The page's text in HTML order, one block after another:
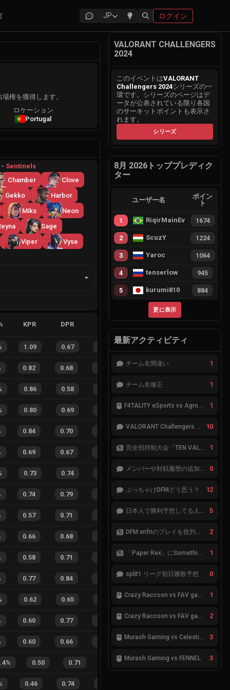
JP ログイン
権を獲得します。
ロケーション
Portugal
- Sentinels
Chamber
Clove
Gekko
Harbor
Miks
Neon
Sage
Viper
Vyse
KPR DPR
1.09 0.67
0.82 0.68 33%
0.86 0.58 21%
0.80 0.69 38% 7 11
0.84 0.70 27% 27 25
0.69 0.67 30% 15 18
0.73 0.74 34 % 9 10
0.74 0.79 24% 37 33
0.57 0.71 20 % 14 16
0.66 0.68 19% 10 15
0.58 0.71 31% 10 14
0.77 0.84 27 % 19 27
0.62 0.65 24% 8 19
0.60 0.77 31 % 12 14
0.60 0.66 24% 11 10
% 0.50 0.71 0.33 25% 3 4
0.46 0.74
VALORANT CHALLENGERS
2024
このイベントはVALORANT
Challengers 2024シリーズの一
環です。シリーズのページはデ
ータが公表されている限り各国
のサーキットポイントも表示さ
れます。
シリーズ
8月 2026トッププレディク
ター
ユーザー名
ポイン
ト
1 RiqirMainEvie 1674
2 ScuzY 1224
3 Yaroc 1064
4 tenserlow 945
5 kurumi810 884
更に表示
最新アクティビティ
チーム名間違い 1
チーム名修正 1
F4TALITY eSports vs Agropesca Jacaré 1
VALORANT Challengers 2023: Japan Split 1 MAIN STAGE TIER表 10
完全招待制大会「TEN VALORANT Global Invitaional 2023」が韓国で開催 1
メンバーや対戦履歴の追加が必要です。 0
ぶっちゃけDFMどう思う？ 12
日本人で勝利予想してる人集合 5
DFM xnfriのプレイを批判したアナリストにFnatic Boasterが反応「DFMは仕組みの強化が必要なだけ」 2
「Paper Rex」にSomethingが加入 1
split1 リーグ初日勝敗予想 0
Crazy Raccoon vs FAV gaming 1
Crazy Raccoon vs FAV gaming 2
Murash Gaming vs Celestials 3
Murash Gaming vs FENNEL 3